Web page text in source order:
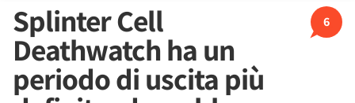
6
Splinter Cell
Deathwatch ha un
periodo di uscita più